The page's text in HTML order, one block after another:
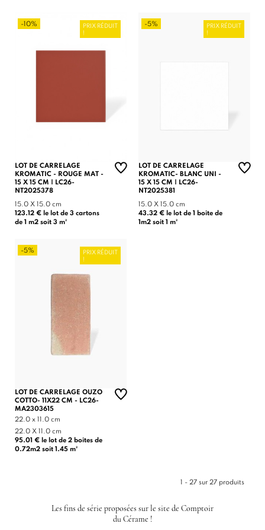
-10%
PRIX RÉDUIT
!
LOT DE CARRELAGE
KROMATIC - ROUGE MAT -
15 X 15 CM | LC26-
NT2025378
15.0 X 15.0 cm
123.12 € le lot de 3 cartons
de 1 m2 soit 3 m²
-5%
PRIX RÉDUIT
!
LOT DE CARRELAGE
KROMATIC- BLANC UNI -
15 X 15 CM | LC26-
NT2025381
15.0 X 15.0 cm
43.32 € le lot de 1 boite de
1m2 soit 1 m²
-5%
PRIX RÉDUIT
!
LOT DE CARRELAGE OUZO
COTTO- 11X22 CM - LC26-
MA2303615
22.0 x 11.0 cm
22.0 X 11.0 cm
95.01 € le lot de 2 boites de
0.72m2 soit 1.45 m²
1 - 27 sur 27 produits
Les fins de série proposées sur le site de Comptoir
du Cérame !